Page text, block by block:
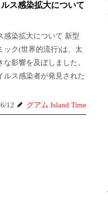
ス感染拡大について
感染拡大について 新型
ック(世界的流行)は、太
影響を及ぼしました。
ルス感染者が発見された
12
グアム Island Time